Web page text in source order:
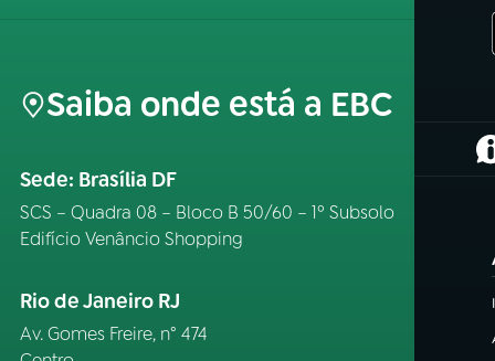
Saiba onde está a EBC
Sede: Brasília DF
SCS – Quadra 08 – Bloco B 50/60 – 1º Subsolo
Edifício Venâncio Shopping
Rio de Janeiro RJ
Av. Gomes Freire, n° 474